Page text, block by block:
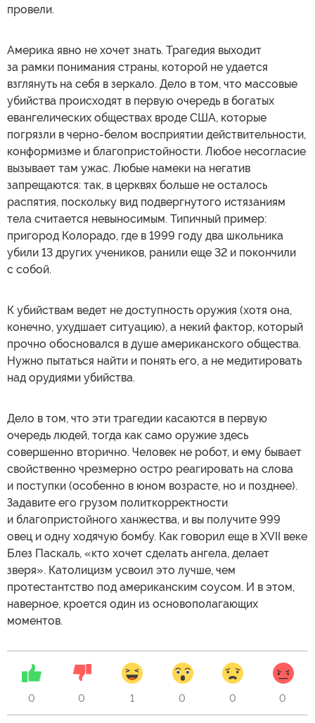
провели.
Америка явно не хочет знать. Трагедия выходит
за рамки понимания страны, которой не удается
взглянуть на себя в зеркало. Дело в том, что массовые
убийства происходят в первую очередь в богатых
евангелических обществах вроде США, которые
погрязли в черно-белом восприятии действительности,
конформизме и благопристойности. Любое несогласие
вызывает там ужас. Любые намеки на негатив
запрещаются: так, в церквях больше не осталось
распятия, поскольку вид подвергнутого истязаниям
тела считается невыносимым. Типичный пример:
пригород Колорадо, где в 1999 году два школьника
убили 13 других учеников, ранили еще 32 и покончили
с собой.
К убийствам ведет не доступность оружия (хотя она,
конечно, ухудшает ситуацию), а некий фактор, который
прочно обосновался в душе американского общества.
Нужно пытаться найти и понять его, а не медитировать
над орудиями убийства.
Дело в том, что эти трагедии касаются в первую
очередь людей, тогда как само оружие здесь
совершенно вторично. Человек не робот, и ему бывает
свойственно чрезмерно остро реагировать на слова
и поступки (особенно в юном возрасте, но и позднее).
Задавите его грузом политкорректности
и благопристойного ханжества, и вы получите 999
овец и одну ходячую бомбу. Как говорил еще в XVII веке
Блез Паскаль, «кто хочет сделать ангела, делает
зверя». Католицизм усвоил это лучше, чем
протестантство под американским соусом. И в этом,
наверное, кроется один из основополагающих
моментов.
0 0 1 0 0 0